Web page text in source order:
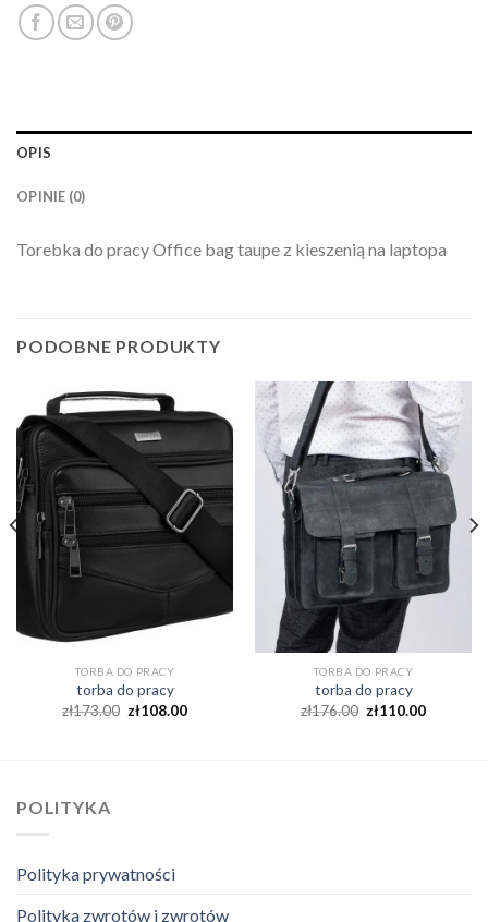
OPIS
OPINIE (0)
Torebka do pracy Office bag taupe z kieszenią na laptopa
PODOBNE PRODUKTY
TORBA DO PRACY
torba do pracy
zł173.00 zł108.00
TORBA DO PRACY
torba do pracy
zł176.00 zł110.00
POLITYKA
Polityka prywatności
Polityka zwrotów i zwrotów